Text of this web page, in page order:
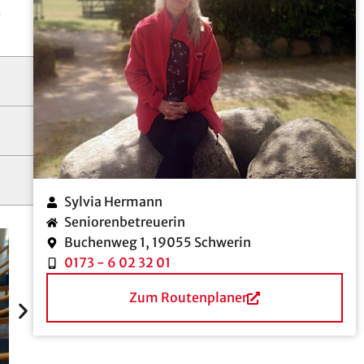
Sylvia Hermann
Seniorenbetreuerin
Buchenweg 1, 19055 Schwerin
0173 - 6 02 32 01
Zum Routenplaner